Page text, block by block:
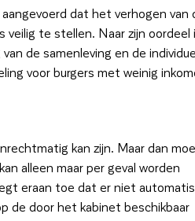
dat het verhogen van
te stellen. Naar zijn oordeel
de samenleving en de
voor burgers met weinig
kan zijn. Maar dan
alleen maar per geval worden
eraan toe dat er niet
de door het kabinet beschikbaar